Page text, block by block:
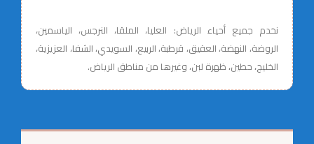
نخدم جميع أحياء الرياض: العليا، الملقا، النرجس، الياسمين،
الروضة، النهضة، العقيق، قرطبة، الربيع، السويدي، الشفا، العزيزية،
الخليج، حطين، ظهرة لبن، وغيرها من مناطق الرياض.